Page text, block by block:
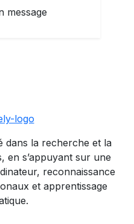
message
dans la recherche et la
en s’appuyant sur une
reconnaissance
et apprentissage